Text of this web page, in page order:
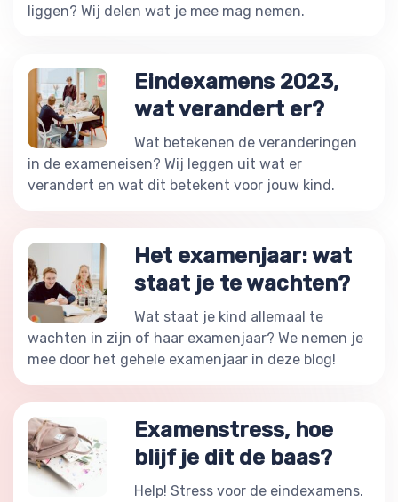
liggen? Wij delen wat je mee mag nemen.
Eindexamens 2023,
wat verandert er?
Wat betekenen de veranderingen
in de exameneisen? Wij leggen uit wat er
verandert en wat dit betekent voor jouw kind.
Het examenjaar: wat
staat je te wachten?
Wat staat je kind allemaal te
wachten in zijn of haar examenjaar? We nemen je
mee door het gehele examenjaar in deze blog!
Examenstress, hoe
blijf je dit de baas?
Help! Stress voor de eindexamens.